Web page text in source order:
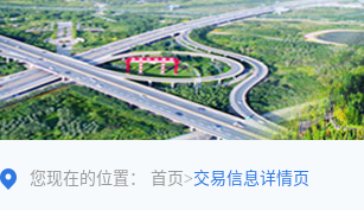
您现在的位置： 首页 >交易信息详情页